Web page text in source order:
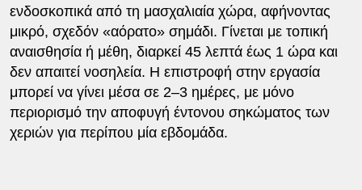
ενδοσκοπικά από τη μασχαλιαία χώρα, αφήνοντας
μικρό, σχεδόν «αόρατο» σημάδι. Γίνεται με τοπική
αναισθησία ή μέθη, διαρκεί 45 λεπτά έως 1 ώρα και
δεν απαιτεί νοσηλεία. Η επιστροφή στην εργασία
μπορεί να γίνει μέσα σε 2–3 ημέρες, με μόνο
περιορισμό την αποφυγή έντονου σηκώματος των
χεριών για περίπου μία εβδομάδα.